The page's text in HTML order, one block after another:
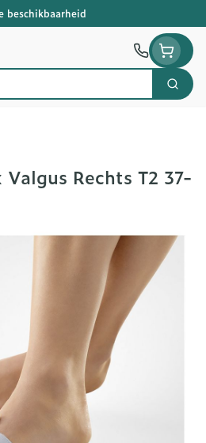
beschikbaarheid
Zoek
Rechts T2 37-